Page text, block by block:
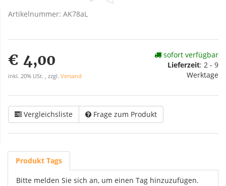
Artikelnummer: AK78aL
€ 4,00
inkl. 20% USt. , zzgl. Versand
sofort verfügbar
Lieferzeit: 2 - 9
Werktage
Vergleichsliste Frage zum Produkt
Produkt Tags
Bitte melden Sie sich an, um einen Tag hinzuzufügen.